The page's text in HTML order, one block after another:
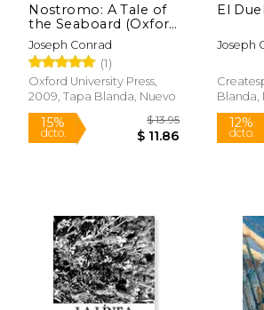
Nostromo: A Tale of
the Seaboard (Oxford
World’S Classics) (en
Inglés)
Joseph Conrad
(1)
Oxford University Press,
2009, Tapa Blanda, Nuevo
El
Joseph
Blanda,